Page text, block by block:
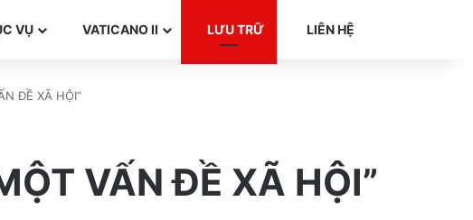
VỤ VATICANO II LƯU TRỮ LIÊN HỆ
ĐỀ XÃ HỘI”
VẤN ĐỀ XÃ HỘI”